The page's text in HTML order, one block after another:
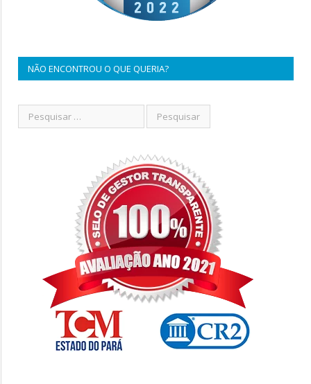
NÃO ENCONTROU O QUE QUERIA?